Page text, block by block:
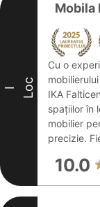
I Loc
Mobila
Cu o
IKA
spațiilor în
mobilier
precizie.
10.0